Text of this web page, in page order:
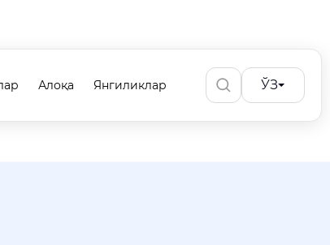
Алоқа Янгиликлар ЎЗ